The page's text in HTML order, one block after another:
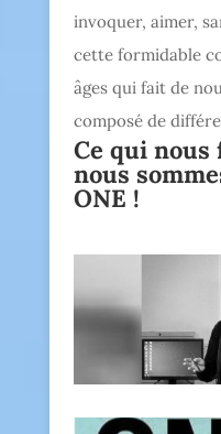
invoquer, aimer,
cette formidable
âges qui fait de
composé de
Ce qui nous
nous
ONE !